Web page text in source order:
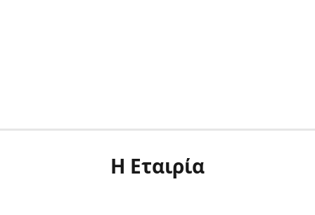
Η Εταιρία